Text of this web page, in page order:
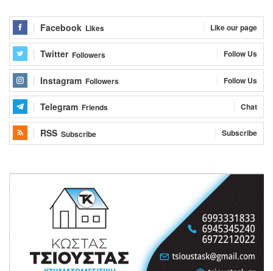
Facebook Likes Like our page
Twitter Followers Follow Us
Instagram Followers Follow Us
Telegram Friends Chat
RSS Subscribe Subscribe